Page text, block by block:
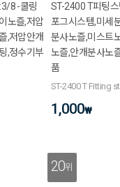
8 -쿨링
노즐,저압
,저압안개
,정수기부
ST-2400 T피팅스템 1/4:1/4:1/4 -쿨링
포그시스템,미세
분사노즐,미스트
노즐,안개분사노
품
ST-2400 T Fitting
1,000₩
20위